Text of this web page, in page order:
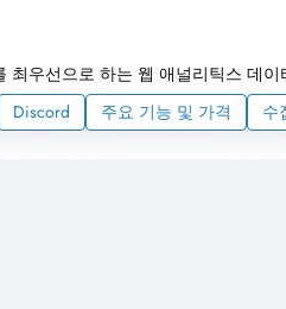
우선으로 하는 웹 애널리틱스 데
Discord 주요 기능 및 가격 수